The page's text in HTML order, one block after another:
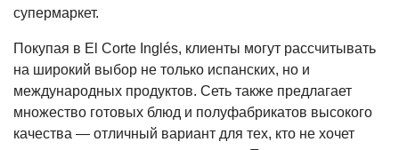
супермаркет.
Покупая в El Corte Inglés, клиенты могут рассчитывать
на широкий выбор не только испанских, но и
международных продуктов. Сеть также предлагает
множество готовых блюд и полуфабрикатов высокого
качества — отличный вариант для тех, кто не хочет